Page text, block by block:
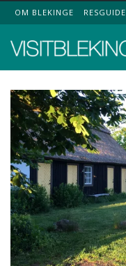
Top Menu
OM BLEKINGE RESGUIDE